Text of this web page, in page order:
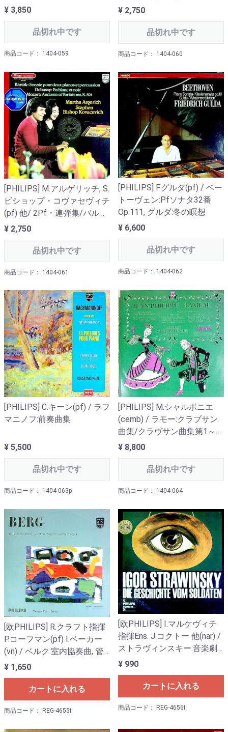
シューマン:幻想小曲集Op.12
¥ 3,850
品切れ中です
商品コード： 1404-059
景Op.15(全13曲)
¥ 2,750
品切れ中です
商品コード： 1404-060
[PHILIPS] M.アルゲリッチ, S.
ビショップ・コヴァセヴィチ
(pf) 他/ 2Pf・連弾集/バルト
ーク, モーツァルト, ドビュッ
シー
¥ 2,750
品切れ中です
商品コード： 1404-061
[PHILIPS] F.グルダ(pf) / ベー
トーヴェン:Pfソナタ32番
Op.111, グルダ:冬の瞑想
¥ 6,600
品切れ中です
商品コード： 1404-062
[PHILIPS] C.キーン(pf) / ラフ
マニノフ:前奏曲集
¥ 5,500
品切れ中です
商品コード： 1404-063p
[PHILIPS] M.シャルボニエ
(cemb) / ラモー:クラブサン
曲集/クラヴサン曲集第1～第
5組曲, 王太子妃
¥ 8,800
品切れ中です
商品コード： 1404-064
[欧PHILIPS] R.クラフト指揮
P.コーフマン(pf) I.ベーカー
(vn) / ベルク:室内協奏曲, 管
弦楽のための3つの小品Op.6
¥ 1,650
カートに入れる
商品コード： REG-4655t
[欧PHILIPS] I.マルケヴィチ
指揮Ens. J.コクトー 他(nar) /
ストラヴィンスキー:音楽劇
「兵士の物語」
¥ 990
カートに入れる
商品コード： REG-4656t